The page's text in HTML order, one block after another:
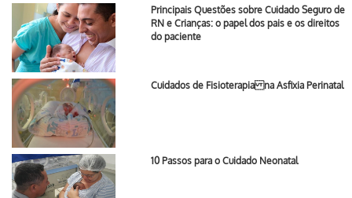
Principais Questões sobre Cuidado Seguro de
RN e Crianças: o papel dos pais e os direitos
do paciente
Cuidados de Fisioterapia na Asfixia Perinatal
10 Passos para o Cuidado Neonatal